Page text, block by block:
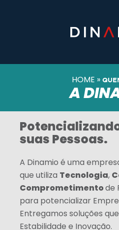
HOME »
A
suas Pessoas.
A Dinamio é uma
que utiliza Tecnologia,
Comprometimentode
para potencializar
Entregamos soluções
Estabilidade e Inovação.